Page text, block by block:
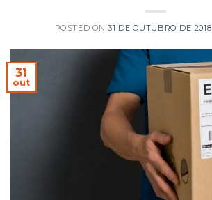
POSTED ON31 DE OUTUBRO DE 2018
31
out